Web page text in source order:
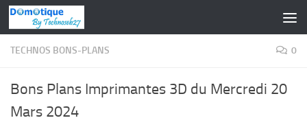
Skip to content
TECHNOS BONS-PLANS 0
Bons Plans Imprimantes 3D du Mercredi 20
Mars 2024